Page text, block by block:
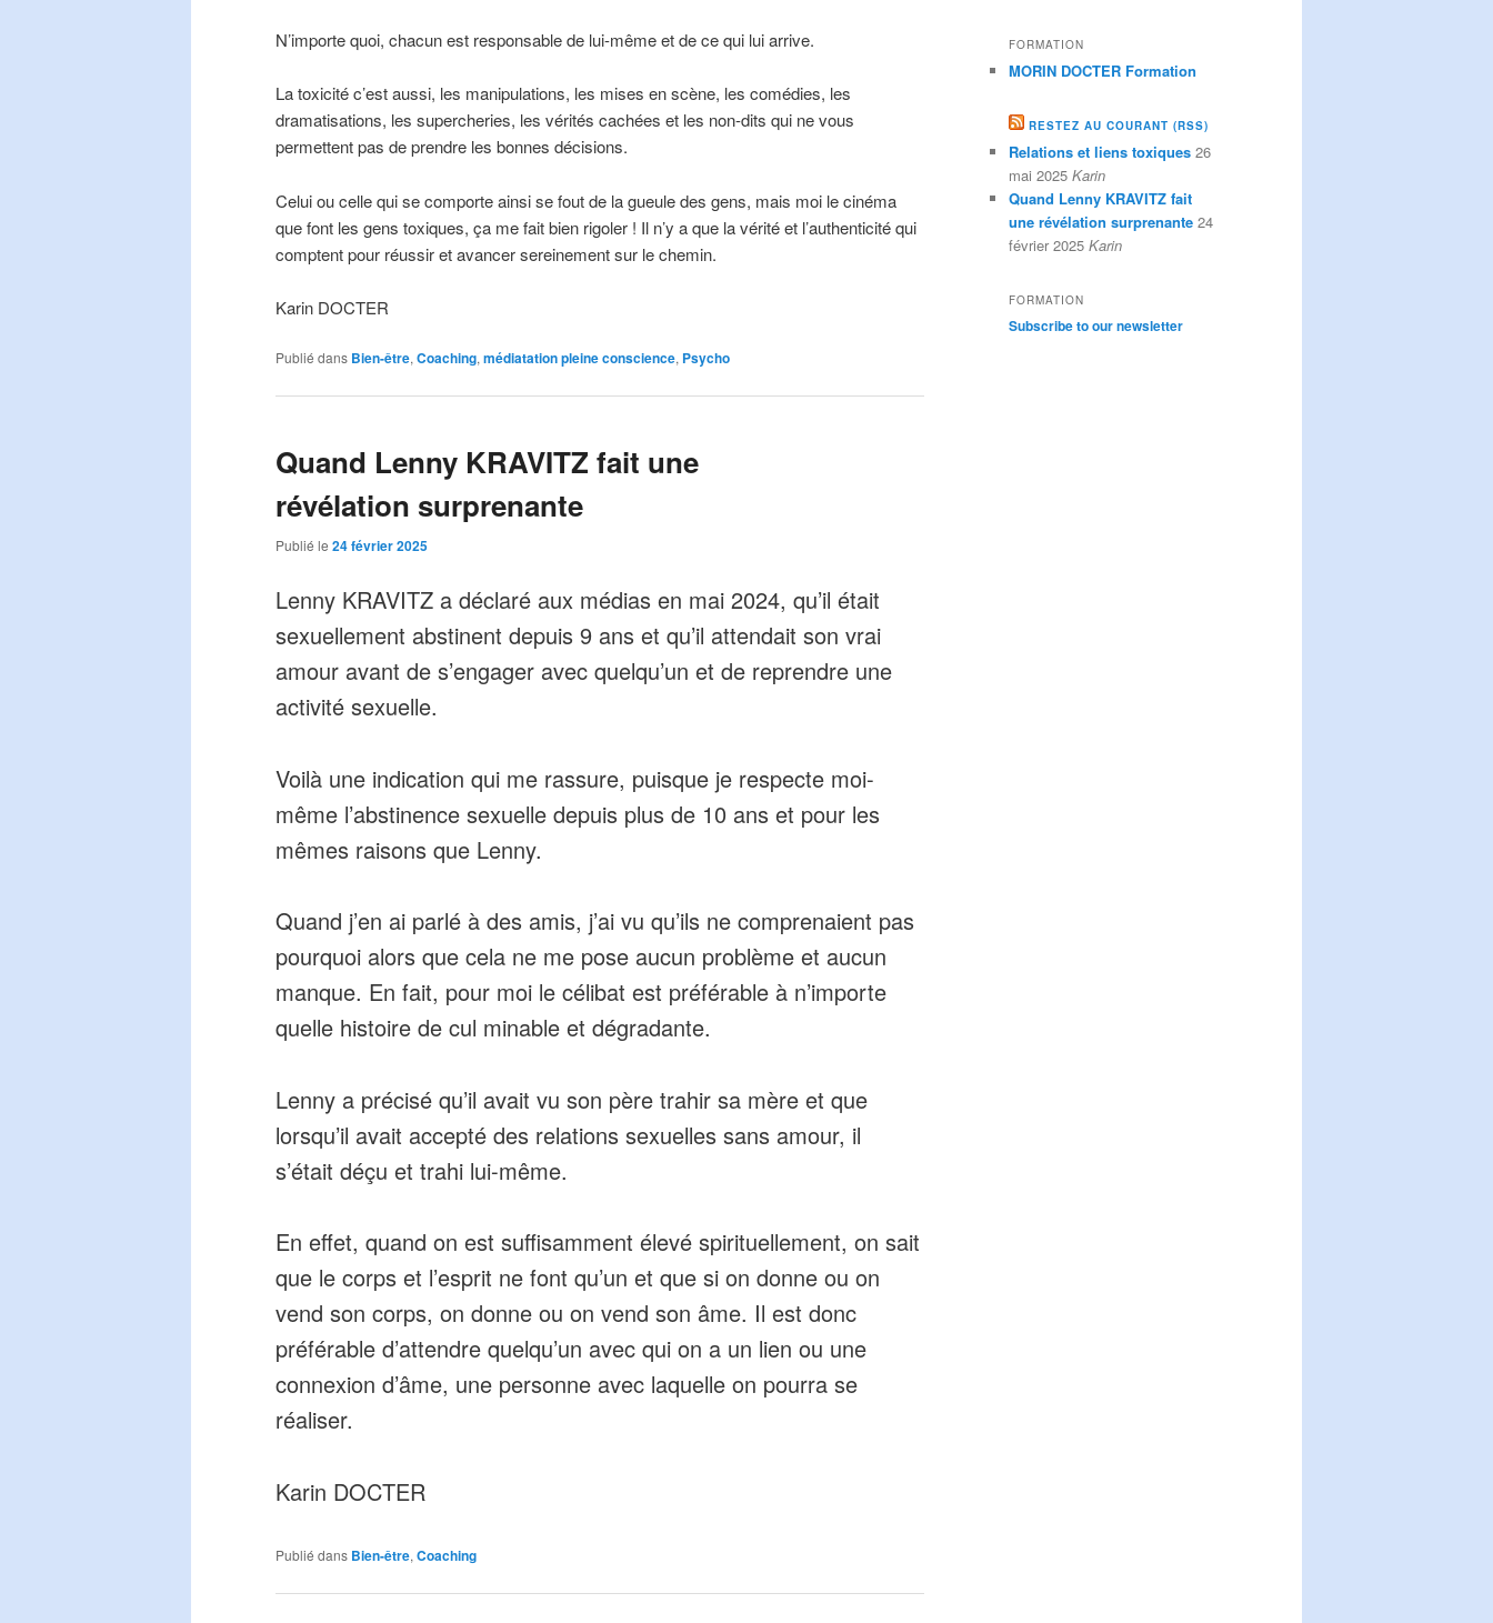
N’importe quoi, chacun est responsable de lui-même et de ce qui lui arrive.
La toxicité c’est aussi, les manipulations, les mises en scène, les comédies, les
dramatisations, les supercheries, les vérités cachées et les non-dits qui ne vous
permettent pas de prendre les bonnes décisions.
Celui ou celle qui se comporte ainsi se fout de la gueule des gens, mais moi le cinéma
que font les gens toxiques, ça me fait bien rigoler ! Il n’y a que la vérité et l’authenticité qui
comptent pour réussir et avancer sereinement sur le chemin.
Karin DOCTER
Publié dans Bien-être, Coaching, médiatation pleine conscience, Psycho
Quand Lenny KRAVITZ fait une
révélation surprenante
Publié le 24 février 2025
Lenny KRAVITZ a déclaré aux médias en mai 2024, qu’il était
sexuellement abstinent depuis 9 ans et qu’il attendait son vrai
amour avant de s’engager avec quelqu’un et de reprendre une
activité sexuelle.
Voilà une indication qui me rassure, puisque je respecte moi-
même l’abstinence sexuelle depuis plus de 10 ans et pour les
mêmes raisons que Lenny.
Quand j’en ai parlé à des amis, j’ai vu qu’ils ne comprenaient pas
pourquoi alors que cela ne me pose aucun problème et aucun
manque. En fait, pour moi le célibat est préférable à n’importe
quelle histoire de cul minable et dégradante.
Lenny a précisé qu’il avait vu son père trahir sa mère et que
lorsqu’il avait accepté des relations sexuelles sans amour, il
s’était déçu et trahi lui-même.
En effet, quand on est suffisamment élevé spirituellement, on sait
que le corps et l’esprit ne font qu’un et que si on donne ou on
vend son corps, on donne ou on vend son âme. Il est donc
préférable d’attendre quelqu’un avec qui on a un lien ou une
connexion d’âme, une personne avec laquelle on pourra se
réaliser.
Karin DOCTER
Publié dans Bien-être, Coaching
FORMATION
MORIN DOCTER Formation
RESTEZ AU COURANT (RSS)
Relations et liens toxiques 26
mai 2025 Karin
Quand Lenny KRAVITZ fait
une révélation surprenante 24
février 2025 Karin
FORMATION
Subscribe to our newsletter